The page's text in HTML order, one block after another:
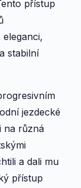
přístup
stabilní
jezdecké
na různá
a dali mu
přístup